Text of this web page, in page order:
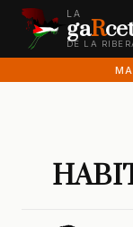
LA
gaR
DE LA